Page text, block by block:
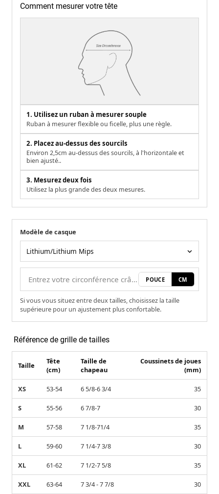
Comment mesurer votre tête
1. Utilisez un ruban à mesurer souple
Ruban à mesurer flexible ou ficelle, plus une règle.
2. Placez au-dessus des sourcils
Environ 2,5cm au-dessus des sourcils, à l'horizontale et
bien ajusté..
3. Mesurez deux fois
Utilisez la plus grande des deux mesures.
Votre mesure
Modèle de casque
POUCE CM
Si vous vous situez entre deux tailles, choisissez la taille
supérieure pour un ajustement plus confortable.
Référence de grille de tailles
Taille
Tête
(cm)
Taille de
chapeau
Coussinets de joues
(mm)
XS 53-54 6 5/8-6 3/4 35
S 55-56 6 7/8-7 30
M 57-58 7 1/8-71/4 35
L 59-60 7 1/4-7 3/8 30
XL 61-62 7 1/2-7 5/8 35
XXL 63-64 7 3/4 - 7 7/8 30